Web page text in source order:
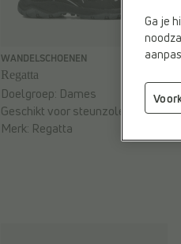
WANDELSCHOENEN
Regatta
€ 69,99
Doelgroep: Dames
Geschikt voor steunzolen:
Ja
Merk: Regatta
Ga je